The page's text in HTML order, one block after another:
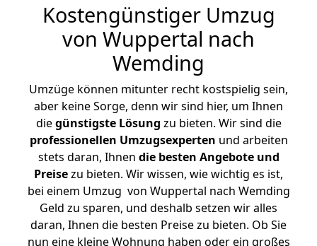
Kostengünstiger Umzug
von Wuppertal nach
Wemding
Umzüge können mitunter recht kostspielig sein,
aber keine Sorge, denn wir sind hier, um Ihnen
diegünstigste Lösung zu bieten. Wir sind die
professionellen Umzugsexperten und arbeiten
stets daran, Ihnen die besten Angebote und
Preisezu bieten. Wir wissen, wie wichtig es ist,
bei einem Umzug von Wuppertal nach Wemding
Geld zu sparen, und deshalb setzen wir alles
daran, Ihnen die besten Preise zu bieten. Ob Sie
nun eine kleine Wohnung haben oder ein großes